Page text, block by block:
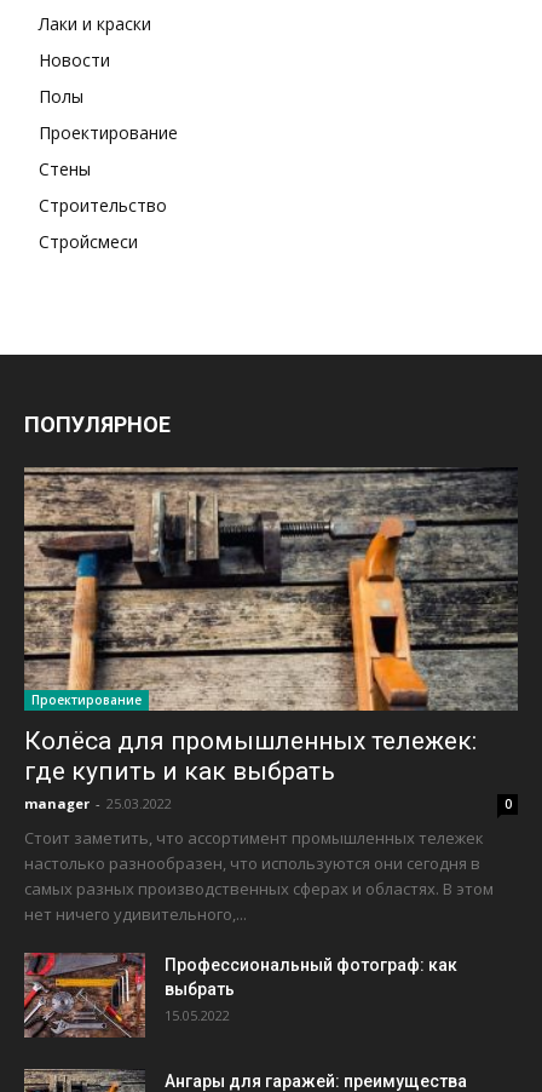
Лаки и краски
Новости
Полы
Проектирование
Стены
Строительство
Стройсмеси
ПОПУЛЯРНОЕ
Проектирование
Колёса для промышленных тележек:
где купить и как выбрать
manager - 25.03.2022 0
Стоит заметить, что ассортимент промышленных тележек
настолько разнообразен, что используются они сегодня в
самых разных производственных сферах и областях. В этом
нет ничего удивительного,...
Профессиональный фотограф: как
выбрать
15.05.2022
Ангары для гаражей: преимущества